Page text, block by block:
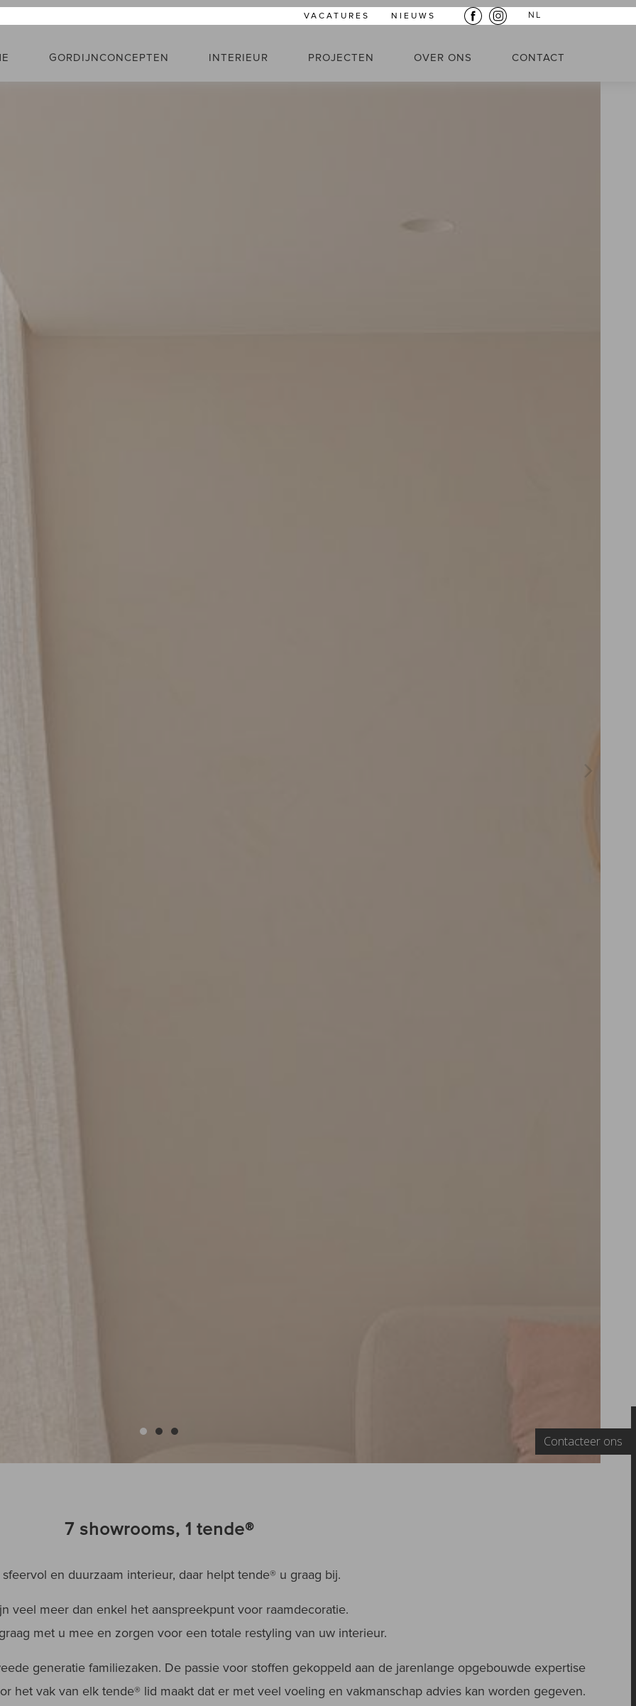
VACATURES NIEUWS NL
GORDIJNCONCEPTEN INTERIEUR PROJECTEN OVER ONS CONTACT
Contacteer ons
7 showrooms, 1 tende®
sfeervol en duurzaam interieur, daar helpt tende®u graag bij.
veel meer dan enkel het aanspreekpunt voor raamdecoratie.
met u mee en zorgen voor een totale restyling van uw interieur.
generatie familiezaken. De passie voor stoffen gekoppeld aan de jarenlange opgebouwde expertise
het vak van elk tende® lid maakt dat er met veel voeling en vakmanschap advies kan worden gegeven.